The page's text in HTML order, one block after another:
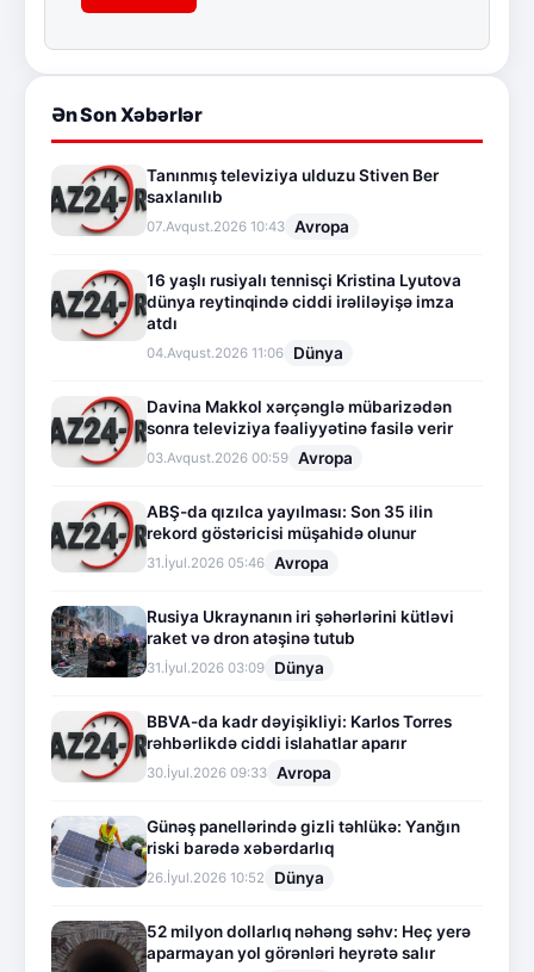
Ən Son Xəbərlər
Tanınmış televiziya ulduzu Stiven Ber
saxlanılıb
07.Avqust.2026 10:43 Avropa
16 yaşlı rusiyalı tennisçi Kristina Lyutova
dünya reytinqində ciddi irəliləyişə imza
atdı
04.Avqust.2026 11:06 Dünya
Davina Makkol xərçənglə mübarizədən
sonra televiziya fəaliyyətinə fasilə verir
03.Avqust.2026 00:59 Avropa
ABŞ-da qızılca yayılması: Son 35 ilin
rekord göstəricisi müşahidə olunur
31.İyul.2026 05:46 Avropa
Rusiya Ukraynanın iri şəhərlərini kütləvi
raket və dron atəşinə tutub
31.İyul.2026 03:09 Dünya
BBVA-da kadr dəyişikliyi: Karlos Torres
rəhbərlikdə ciddi islahatlar aparır
30.İyul.2026 09:33 Avropa
Günəş panellərində gizli təhlükə: Yanğın
riski barədə xəbərdarlıq
26.İyul.2026 10:52 Dünya
52 milyon dollarlıq nəhəng səhv: Heç yerə
aparmayan yol görənləri heyrətə salır